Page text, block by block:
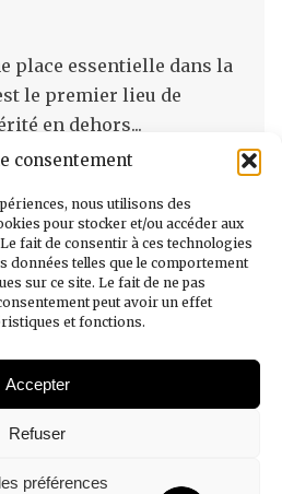
consentement
nous utilisons des
pour stocker et/ou accéder aux
fait de consentir à ces technologies
données telles que le comportement
sur ce site. Le fait de ne pas
peut avoir un effet
et fonctions.
Accepter
Refuser
préférences
place essentielle dans la
le premier lieu de
en dehors...
confidentialité
de cookies